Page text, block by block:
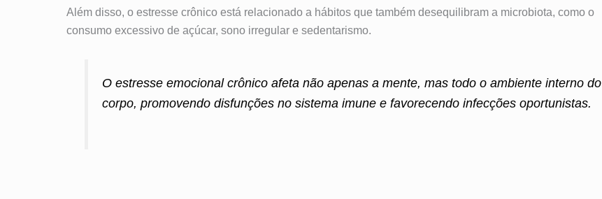
Além disso, o estresse crônico está relacionado a hábitos que também desequilibram a microbiota, como o
consumo excessivo de açúcar, sono irregular e sedentarismo.
O estresse emocional crônico afeta não apenas a mente, mas todo o ambiente interno do
corpo, promovendo disfunções no sistema imune e favorecendo infecções oportunistas.